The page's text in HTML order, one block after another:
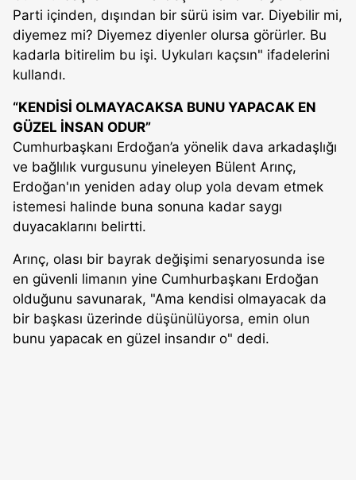
Parti içinden, dışından bir sürü isim var. Diyebilir mi,
diyemez mi? Diyemez diyenler olursa görürler. Bu
kadarla bitirelim bu işi. Uykuları kaçsın" ifadelerini
kullandı.
“KENDİSİ OLMAYACAKSA BUNU YAPACAK EN
GÜZEL İNSAN ODUR”
Cumhurbaşkanı Erdoğan’a yönelik dava arkadaşlığı
ve bağlılık vurgusunu yineleyen Bülent Arınç,
Erdoğan'ın yeniden aday olup yola devam etmek
istemesi halinde buna sonuna kadar saygı
duyacaklarını belirtti.
Arınç, olası bir bayrak değişimi senaryosunda ise
en güvenli limanın yine Cumhurbaşkanı Erdoğan
olduğunu savunarak, "Ama kendisi olmayacak da
bir başkası üzerinde düşünülüyorsa, emin olun
bunu yapacak en güzel insandır o" dedi.